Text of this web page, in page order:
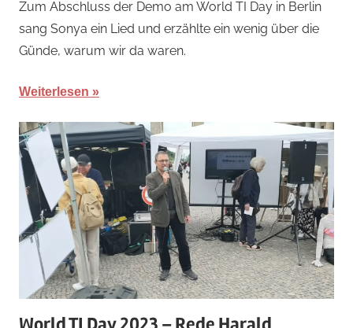
November
2023
Zum Abschluss der Demo am World TI Day in Berlin
sang Sonya ein Lied und erzählte ein wenig über die
Günde, warum wir da waren.
Weiterlesen